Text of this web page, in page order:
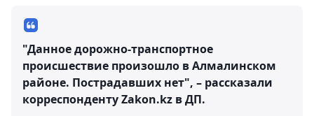
"Данное дорожно-транспортное
происшествие произошло в Алмалинском
районе. Пострадавших нет", – рассказали
корреспонденту Zakon.kz в ДП.